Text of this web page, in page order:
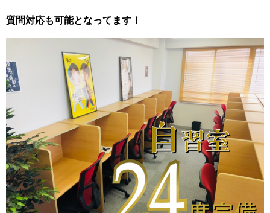
質問対応も可能となってます！